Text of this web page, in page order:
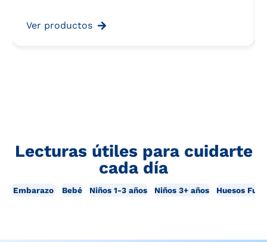
Ver productos
Lecturas útiles para cuidarte
cada día
Embarazo Bebé Niños 1-3 años Niños 3+ años Huesos